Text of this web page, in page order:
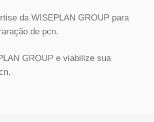
da WISEPLAN GROUP para
de pcn.
GROUP e viabilize sua